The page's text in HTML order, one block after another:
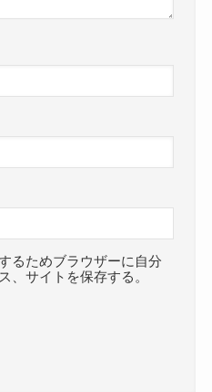
るためブラウザーに自分
、サイトを保存する。